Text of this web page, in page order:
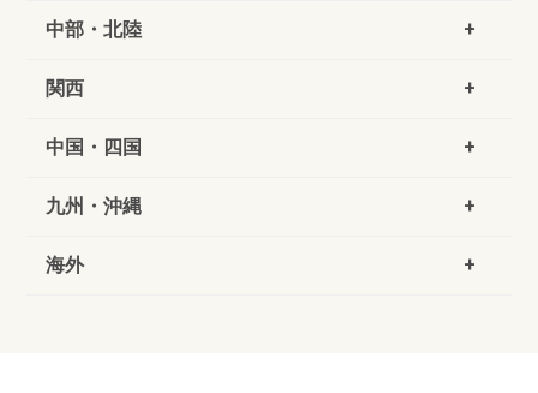
中部・北陸
関西
中国・四国
九州・沖縄
海外